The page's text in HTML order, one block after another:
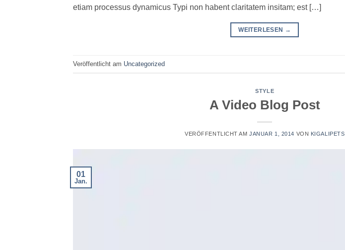
etiam processus dynamicus Typi non habent claritatem insitam; est […]
WEITERLESEN →
Veröffentlicht am Uncategorized
STYLE
A Video Blog Post
VERÖFFENTLICHT AMJANUAR 1, 2014 VON KIGALIPETS
01
Jan.